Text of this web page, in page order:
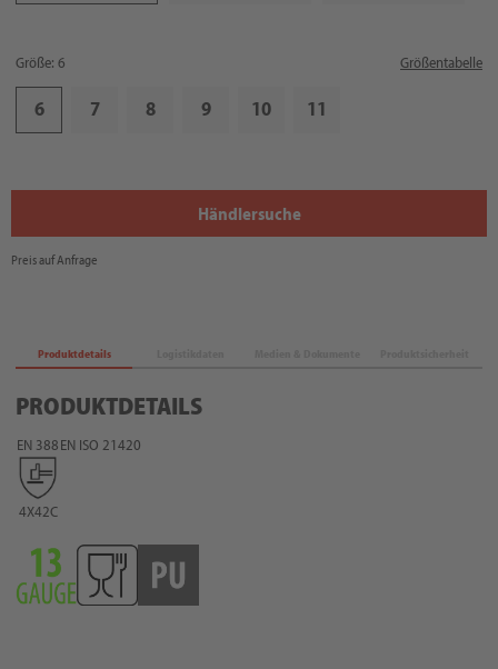
Größe: 6 Größentabelle
6 7 8 9 10 11
Händlersuche
Preis auf Anfrage
Produktdetails
PRODUKTDETAILS
EN 388
4X42C
EN ISO 21420